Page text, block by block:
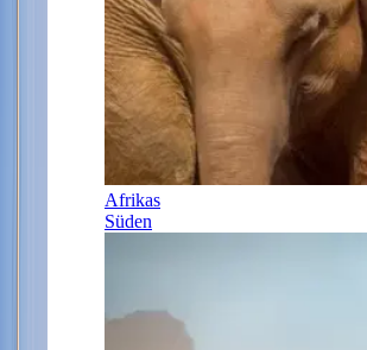
Afrikas
Süden